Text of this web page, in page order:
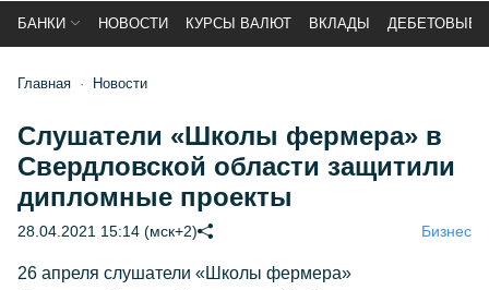
БАНКИ НОВОСТИ КУРСЫ ВАЛЮТ ВКЛАДЫ ДЕБЕТОВЫЕ
Главная Новости
Слушатели «Школы фермера» в
Свердловской области защитили
дипломные проекты
28.04.2021 15:14 (мск+2) Бизнес
26 апреля слушатели «Школы фермера»